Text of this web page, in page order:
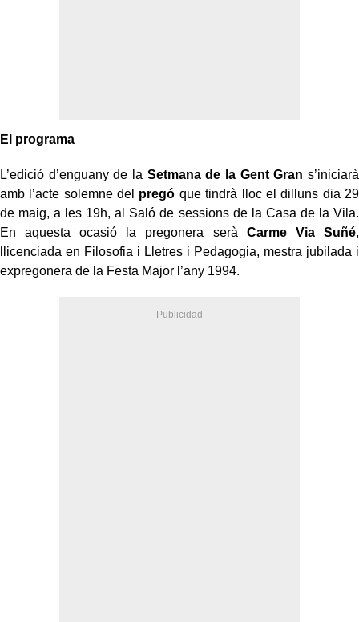
El programa
L’edició d’enguany de la Setmana de la Gent Gran s’iniciarà
amb l’acte solemne del pregó que tindrà lloc el dilluns dia 29
de maig, a les 19h, al Saló de sessions de la Casa de la Vila.
En aquesta ocasió la pregonera serà Carme Via Suñé,
llicenciada en Filosofia i Lletres i Pedagogia, mestra jubilada i
expregonera de la Festa Major l’any 1994.